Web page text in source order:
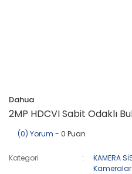
Dahua
2MP HDCVI Sabit Odaklı
(0) Yorum - 0 Puan
Kategori KAMERA
Kameralar